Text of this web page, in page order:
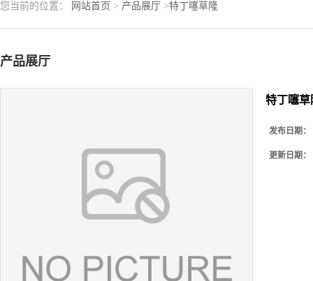
您当前的位置： 网站首页 > 产品展厅 >特丁噻草隆
产品展厅
特丁噻草
发布日期：
更新日期：